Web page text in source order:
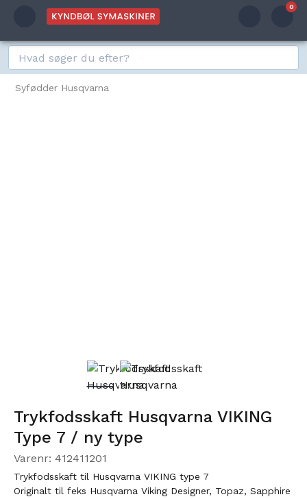
0
Syfødder Husqvarna
Trykfodsskaft Husqvarna VIKING
Type 7 / ny type
Varenr: 412411201
Trykfodsskaft til Husqvarna VIKING type 7
Originalt til feks Husqvarna Viking Designer, Topaz, Sapphire